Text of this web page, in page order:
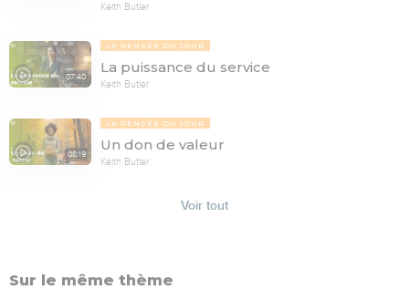
Keith Butler
07:40
LA PENSÉE DU JOUR
La puissance du service
Keith Butler
08:19
LA PENSÉE DU JOUR
Un don de valeur
Keith Butler
Voir tout
Sur le même thème